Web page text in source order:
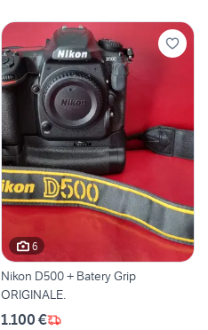
6
Nikon D500 + Batery Grip
ORIGINALE.
1.100 €